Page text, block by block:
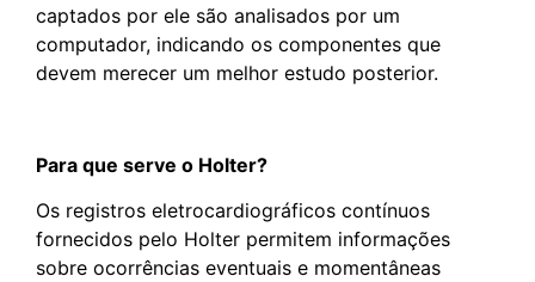
captados por ele são analisados por um
computador, indicando os componentes que
devem merecer um melhor estudo posterior.
Para que serve o Holter?
Os registros eletrocardiográficos contínuos
fornecidos pelo Holter permitem informações
sobre ocorrências eventuais e momentâneas